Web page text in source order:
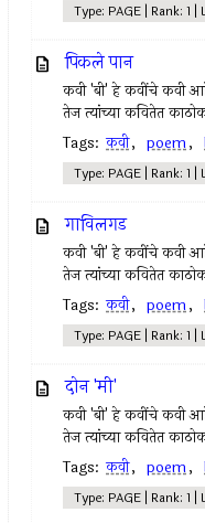
Type: PAGE | Rank: 1
पिकले पान
कवी 'बी' हे कवींचे कवी
तेज त्यांच्या कवितेत
Tags: कवी, poem,
Type: PAGE | Rank: 1
गाविलगड
कवी 'बी' हे कवींचे कवी
तेज त्यांच्या कवितेत
Tags: कवी, poem,
Type: PAGE | Rank: 1
दोन 'मी'
कवी 'बी' हे कवींचे कवी
तेज त्यांच्या कवितेत
Tags: कवी, poem,
Type: PAGE | Rank: 1